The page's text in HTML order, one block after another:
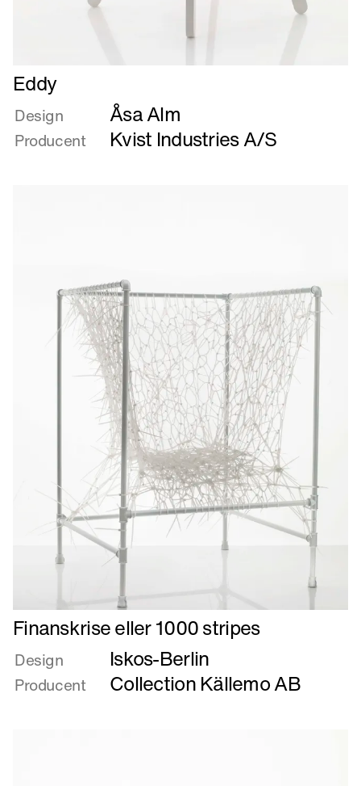
Læs
mere
om
Eddy
Eddy
Design Åsa Alm
Producent Kvist Industries A/S
Læs
mere
om
Finanskrise
eller
Finanskrise eller 1000 stripes
Design Iskos-Berlin
Producent Collection Källemo AB